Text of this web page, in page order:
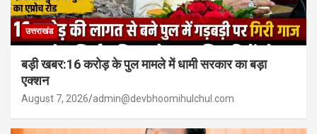
उत्तराखंड
बड़ी खबर:16 करोड़ के पुल मामले में धामी सरकार का बड़ा
एक्शन
August 7, 2026 admin@devbhoomihulchul.com